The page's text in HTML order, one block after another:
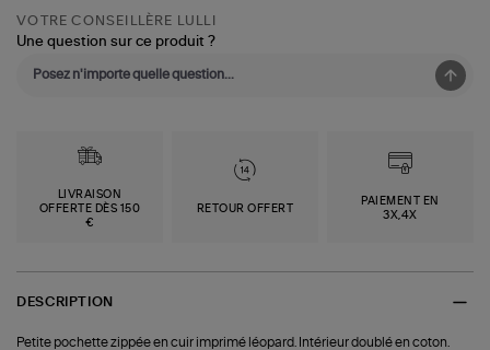
VOTRE CONSEILLÈRE LULLI
Une question sur ce produit ?
LIVRAISON
OFFERTE DÈS 150
€
RETOUR OFFERT
PAIEMENT EN
3X,4X
DESCRIPTION
Petite pochette zippée en cuir imprimé léopard. Intérieur doublé en coton.